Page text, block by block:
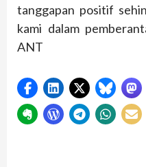
tanggapan positif
kami dalam
ANT